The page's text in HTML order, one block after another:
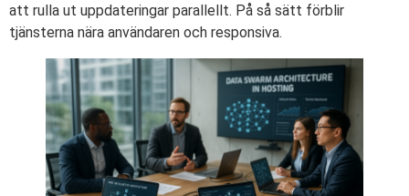
att rulla ut uppdateringar parallellt. På så sätt förblir
tjänsterna nära användaren och responsiva.